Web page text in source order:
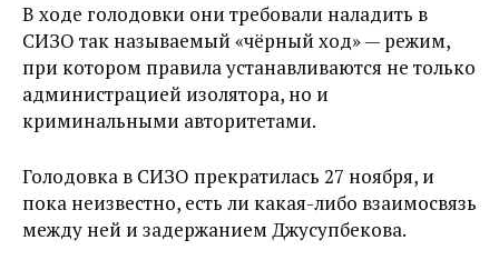
В ходе голодовки они требовали наладить в
СИЗО так называемый «чёрный ход» — режим,
при котором правила устанавливаются не только
администрацией изолятора, но и
криминальными авторитетами.
Голодовка в СИЗО прекратилась 27 ноября, и
пока неизвестно, есть ли какая-либо взаимосвязь
между ней и задержанием Джусупбекова.